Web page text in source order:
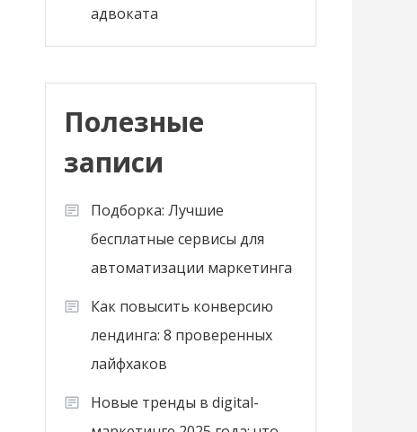
адвоката
Полезные
записи
Подборка: Лучшие
бесплатные сервисы для
автоматизации маркетинга
Как повысить конверсию
лендинга: 8 проверенных
лайфхаков
Новые тренды в digital-